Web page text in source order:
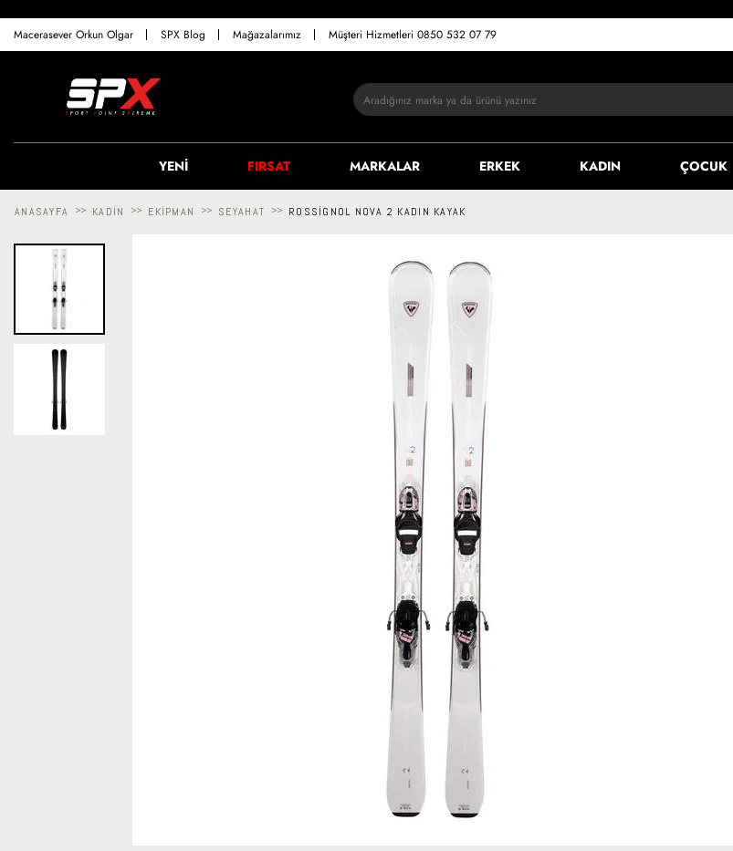
Macerasever Orkun Olgar SPX Blog Mağazalarımız Müşteri Hizmetleri 0850 532 07 79
YENİ FIRSAT MARKALAR ERKEK KADIN ÇOCUK
ANASAYFA >> KADIN >> EKIPMAN >> SEYAHAT >> ROSSIGNOL NOVA 2 KADIN KAYAK